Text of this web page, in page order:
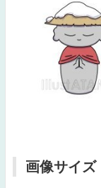
画像サイズ